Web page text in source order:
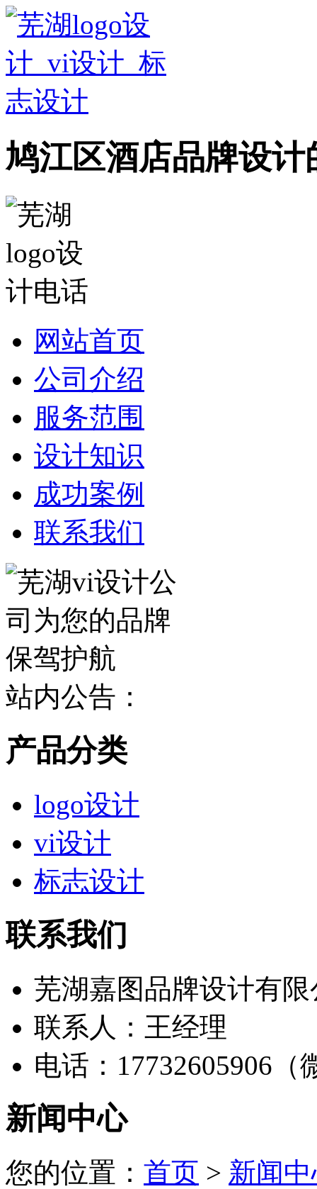
鸠江区酒店品牌设计
网站首页
公司介绍
服务范围
设计知识
成功案例
联系我们
站内公告：
产品分类
logo设计
vi设计
标志设计
联系我们
芜湖嘉图品牌设计有限
联系人：王经理
电话：17732605906（
新闻中心
您的位置： 首页 > 新闻